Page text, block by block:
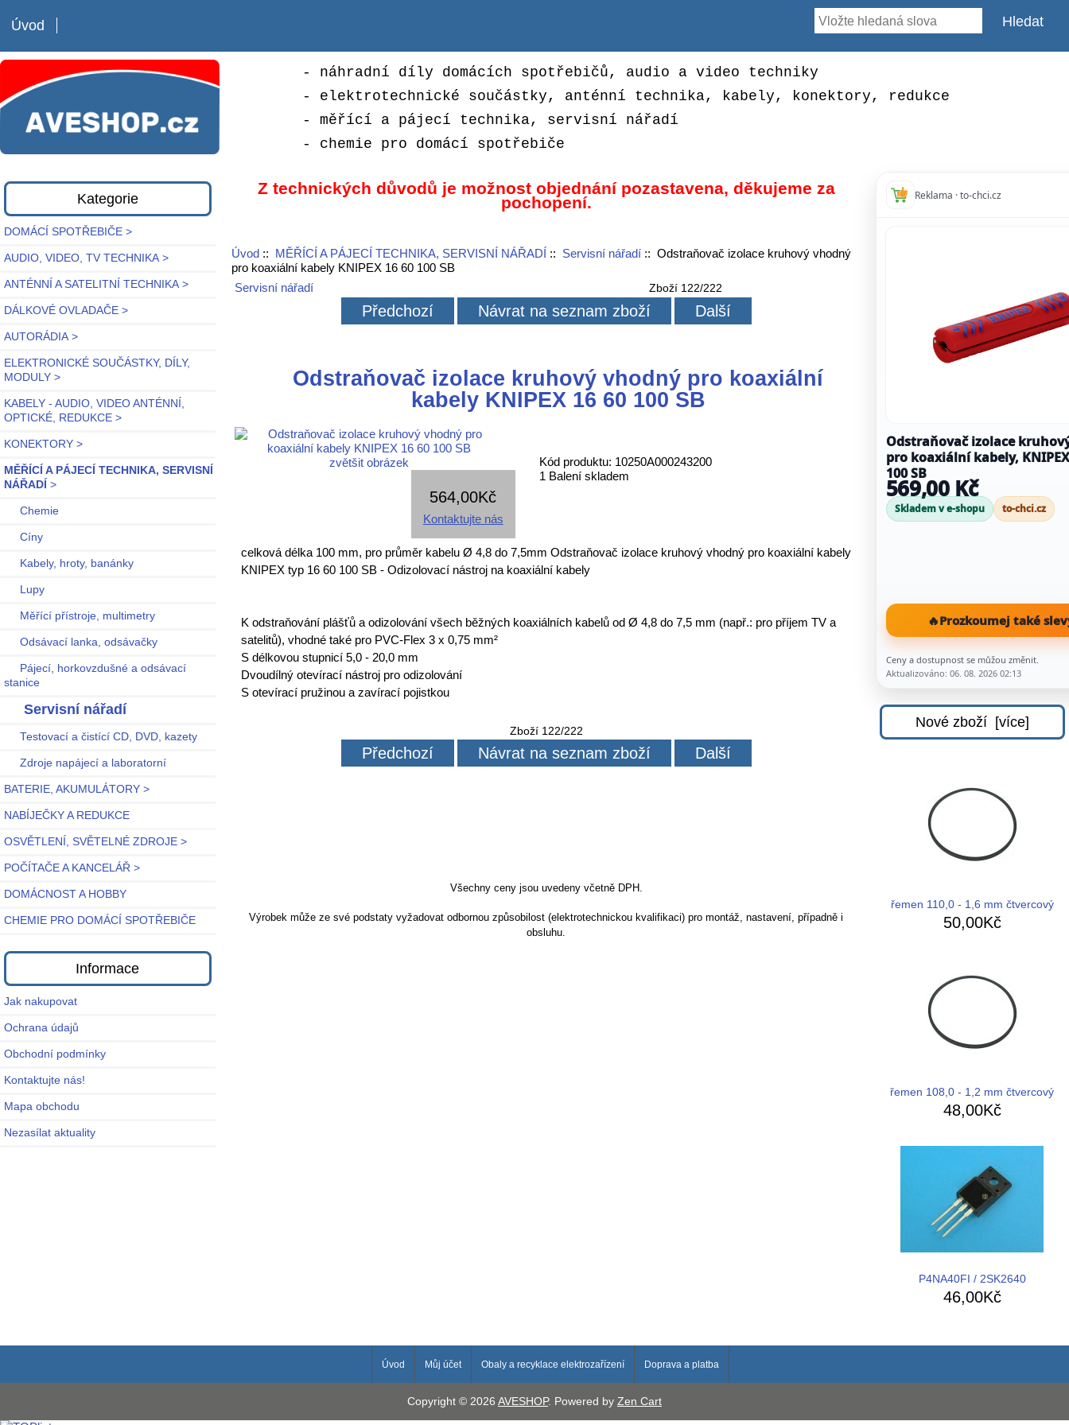
Úvod
- náhradní díly domácích spotřebičů, audio a video techniky
- elektrotechnické součástky, anténní technika, kabely, konektory, redukce
- měřící a pájecí technika, servisní nářadí
- chemie pro domácí spotřebiče
Kategorie
DOMÁCÍ SPOTŘEBIČE >
AUDIO, VIDEO, TV TECHNIKA >
ANTÉNNÍ A SATELITNÍ TECHNIKA >
DÁLKOVÉ OVLADAČE >
AUTORÁDIA >
ELEKTRONICKÉ SOUČÁSTKY, DÍLY,
MODULY >
KABELY - AUDIO, VIDEO ANTÉNNÍ,
OPTICKÉ, REDUKCE >
KONEKTORY >
MĚŘÍCÍ A PÁJECÍ TECHNIKA, SERVISNÍ
NÁŘADÍ >
Chemie
Cíny
Kabely, hroty, banánky
Lupy
Měřící přístroje, multimetry
Odsávací lanka, odsávačky
Pájecí, horkovzdušné a odsávací
stanice
Servisní nářadí
Testovací a čistící CD, DVD, kazety
Zdroje napájecí a laboratorní
BATERIE, AKUMULÁTORY >
NABÍJEČKY A REDUKCE
OSVĚTLENÍ, SVĚTELNÉ ZDROJE >
POČÍTAČE A KANCELÁŘ >
DOMÁCNOST A HOBBY
CHEMIE PRO DOMÁCÍ SPOTŘEBIČE
Informace
Jak nakupovat
Ochrana údajů
Obchodní podmínky
Kontaktujte nás!
Mapa obchodu
Nezasílat aktuality
Z technických důvodů je možnost objednání pozastavena, děkujeme za
pochopení.
Úvod:: MĚŘÍCÍ A PÁJECÍ TECHNIKA, SERVISNÍ NÁŘADÍ :: Servisní nářadí:: Odstraňovač izolace kruhový vhodný
pro koaxiální kabely KNIPEX 16 60 100 SB
Servisní nářadí
Zboží 122/222
Předchozí Návrat na seznam zboží Další
Odstraňovač izolace kruhový vhodný pro koaxiální
kabely KNIPEX 16 60 100 SB
zvětšit obrázek
Kód produktu: 10250A000243200
1 Balení skladem
564,00Kč
Kontaktujte nás
celková délka 100 mm, pro průměr kabelu Ø 4,8 do 7,5mm Odstraňovač izolace kruhový vhodný pro koaxiální kabely
KNIPEX typ 16 60 100 SB - Odizolovací nástroj na koaxiální kabely
K odstraňování plášťů a odizolování všech běžných koaxiálních kabelů od Ø 4,8 do 7,5 mm (např.: pro příjem TV a
satelitů), vhodné také pro PVC-Flex 3 x 0,75 mm²
S délkovou stupnicí 5,0 - 20,0 mm
Dvoudílný otevírací nástroj pro odizolování
S otevírací pružinou a zavírací pojistkou
Zboží 122/222
Předchozí Návrat na seznam zboží Další
Všechny ceny jsou uvedeny včetně DPH.
Výrobek může ze své podstaty vyžadovat odbornou způsobilost (elektrotechnickou kvalifikaci) pro montáž, nastavení, případně i
obsluhu.
Reklama · to-chci.cz
Odstraňovač izolace
pro koaxiální kabely,
100 SB
569,00 Kč
Skladem v e-shopu to-chci.cz
🔥Prozkoumej také
Ceny a dostupnost se můžou změnit.
Aktualizováno: 06. 08. 2026 02:13
Nové zboží [více]
řemen 110,0 - 1,6 mm čtvercový
50,00Kč
řemen 108,0 - 1,2 mm čtvercový
48,00Kč
P4NA40FI / 2SK2640
46,00Kč
Úvod Můj účet Obaly a recyklace elektrozařízení Doprava a platba
Copyright © 2026 AVESHOP. Powered by Zen Cart